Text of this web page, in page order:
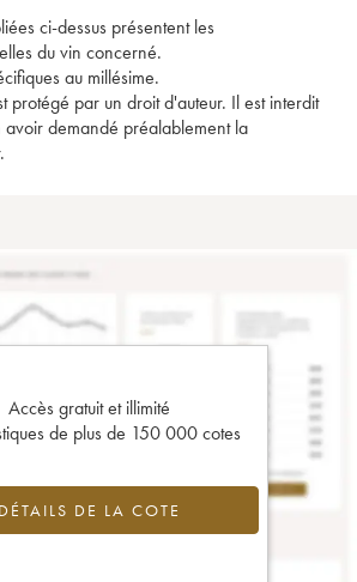
ci-dessus présentent les
du vin concerné.
au millésime.
protégé par un droit d'auteur. Il est interdit
demandé préalablement la
Accès gratuit et illimité
de plus de 150 000 cotes
DÉTAILS DE LA COTE